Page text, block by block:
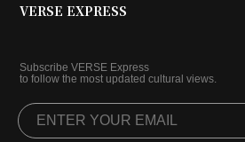
VERSE EXPRESS
Subscribe VERSE Express
to follow the most updated cultural views.